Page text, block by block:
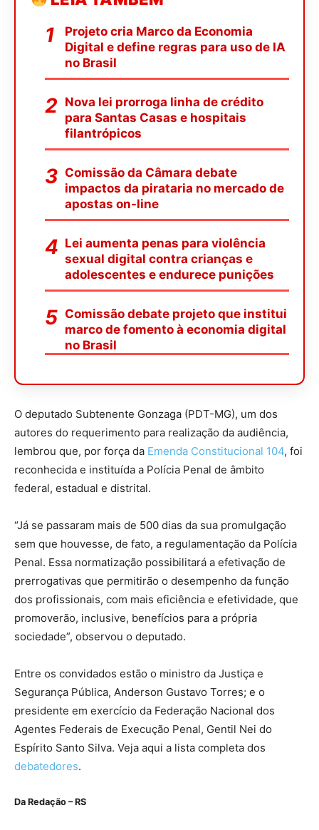
Projeto cria Marco da Economia
Digital e define regras para uso de IA
no Brasil
Nova lei prorroga linha de crédito
para Santas Casas e hospitais
filantrópicos
Comissão da Câmara debate
impactos da pirataria no mercado de
apostas on-line
Lei aumenta penas para violência
sexual digital contra crianças e
adolescentes e endurece punições
Comissão debate projeto que institui
marco de fomento à economia digital
no Brasil
O deputado Subtenente Gonzaga (PDT-MG), um dos
autores do requerimento para realização da audiência,
lembrou que, por força da Emenda Constitucional 104, foi
reconhecida e instituída a Polícia Penal de âmbito
federal, estadual e distrital.
“Já se passaram mais de 500 dias da sua promulgação
sem que houvesse, de fato, a regulamentação da Polícia
Penal. Essa normatização possibilitará a efetivação de
prerrogativas que permitirão o desempenho da função
dos profissionais, com mais eficiência e efetividade, que
promoverão, inclusive, benefícios para a própria
sociedade”, observou o deputado.
Entre os convidados estão o ministro da Justiça e
Segurança Pública, Anderson Gustavo Torres; e o
presidente em exercício da Federação Nacional dos
Agentes Federais de Execução Penal, Gentil Nei do
Espírito Santo Silva. Veja aqui a lista completa dos
debatedores.
Da Redação – RS